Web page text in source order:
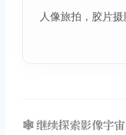
人像旅拍， 胶片摄
🕸️ 继续探索影像宇宙